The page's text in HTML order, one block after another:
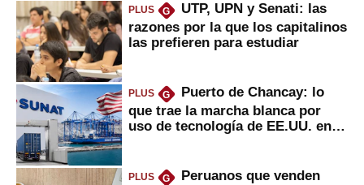
PLUS G
UTP, UPN y Senati: las
razones por la que los capitalinos
las prefieren para estudiar
PLUS G
Puerto de Chancay: lo
que trae la marcha blanca por
uso de tecnología de EE.UU. en
PLUS G
Peruanos que venden